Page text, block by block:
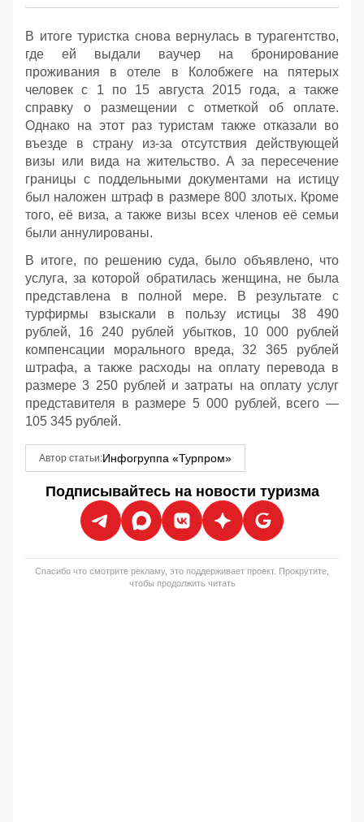
В итоге туристка снова вернулась в турагентство,
где ей выдали ваучер на бронирование
проживания в отеле в Колобжеге на пятерых
человек с 1 по 15 августа 2015 года, а также
справку о размещении с отметкой об оплате.
Однако на этот раз туристам также отказали во
въезде в страну из-за отсутствия действующей
визы или вида на жительство. А за пересечение
границы с поддельными документами на истицу
был наложен штраф в размере 800 злотых. Кроме
того, её виза, а также визы всех членов её семьи
были аннулированы.
В итоге, по решению суда, было объявлено, что
услуга, за которой обратилась женщина, не была
представлена в полной мере. В результате с
турфирмы взыскали в пользу истицы 38 490
рублей, 16 240 рублей убытков, 10 000 рублей
компенсации морального вреда, 32 365 рублей
штрафа, а также расходы на оплату перевода в
размере 3 250 рублей и затраты на оплату услуг
представителя в размере 5 000 рублей, всего —
105 345 рублей.
Автор статьи:Инфогруппа «Турпром»
Подписывайтесь на новости туризма
Спасибо что смотрите рекламу, это поддерживает проект. Прокрутите,
чтобы продолжить читать